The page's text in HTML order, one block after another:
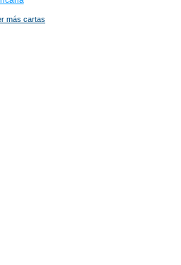
más cartas